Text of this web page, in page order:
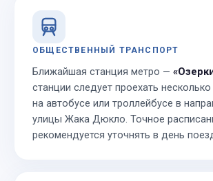
ОБЩЕСТВЕННЫЙ ТРАНСПОРТ
Ближайшая станция метро —
станции следует проехать
на автобусе или троллейбусе в
улицы Жака Дюкло. Точное
рекомендуется уточнять в день